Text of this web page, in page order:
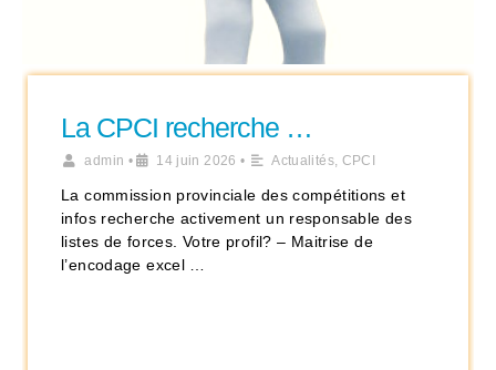
La CPCI recherche …
admin • 14 juin 2026 • Actualités, CPCI
La commission provinciale des compétitions et
infos recherche activement un responsable des
listes de forces. Votre profil? – Maitrise de
l’encodage excel …